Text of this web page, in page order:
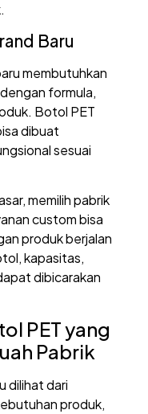
Baru
membutuhkan
formula,
Botol PET
dibuat
sesuai
memilih pabrik
custom bisa
produk berjalan
kapasitas,
dibicarakan
PET yang
Pabrik
dilihat dari
produk,